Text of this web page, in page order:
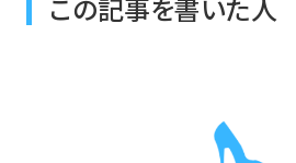
この記事を書いた人